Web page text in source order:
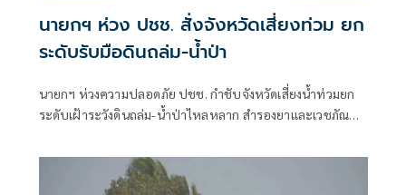
นายกฯ ห่วง ปชช. สั่งจังหวัดเสี่ยงท่วม ยก
ระดับรับมือดินถล่ม-น้ำป่า
นายกฯ ห่วงความปลอดภัย ปชช. กำชับจังหวัดเสี่ยงน้ำท่วมยก
ระดับเฝ้าระวังดินถล่ม-น้ำป่าไหลหลาก สำรองยาและเวชภัณฑ์